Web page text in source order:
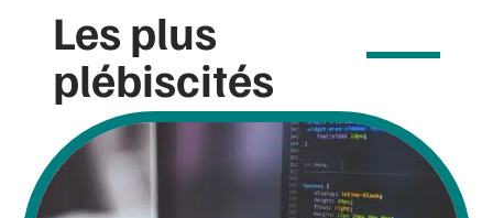
Les plus
plébiscités